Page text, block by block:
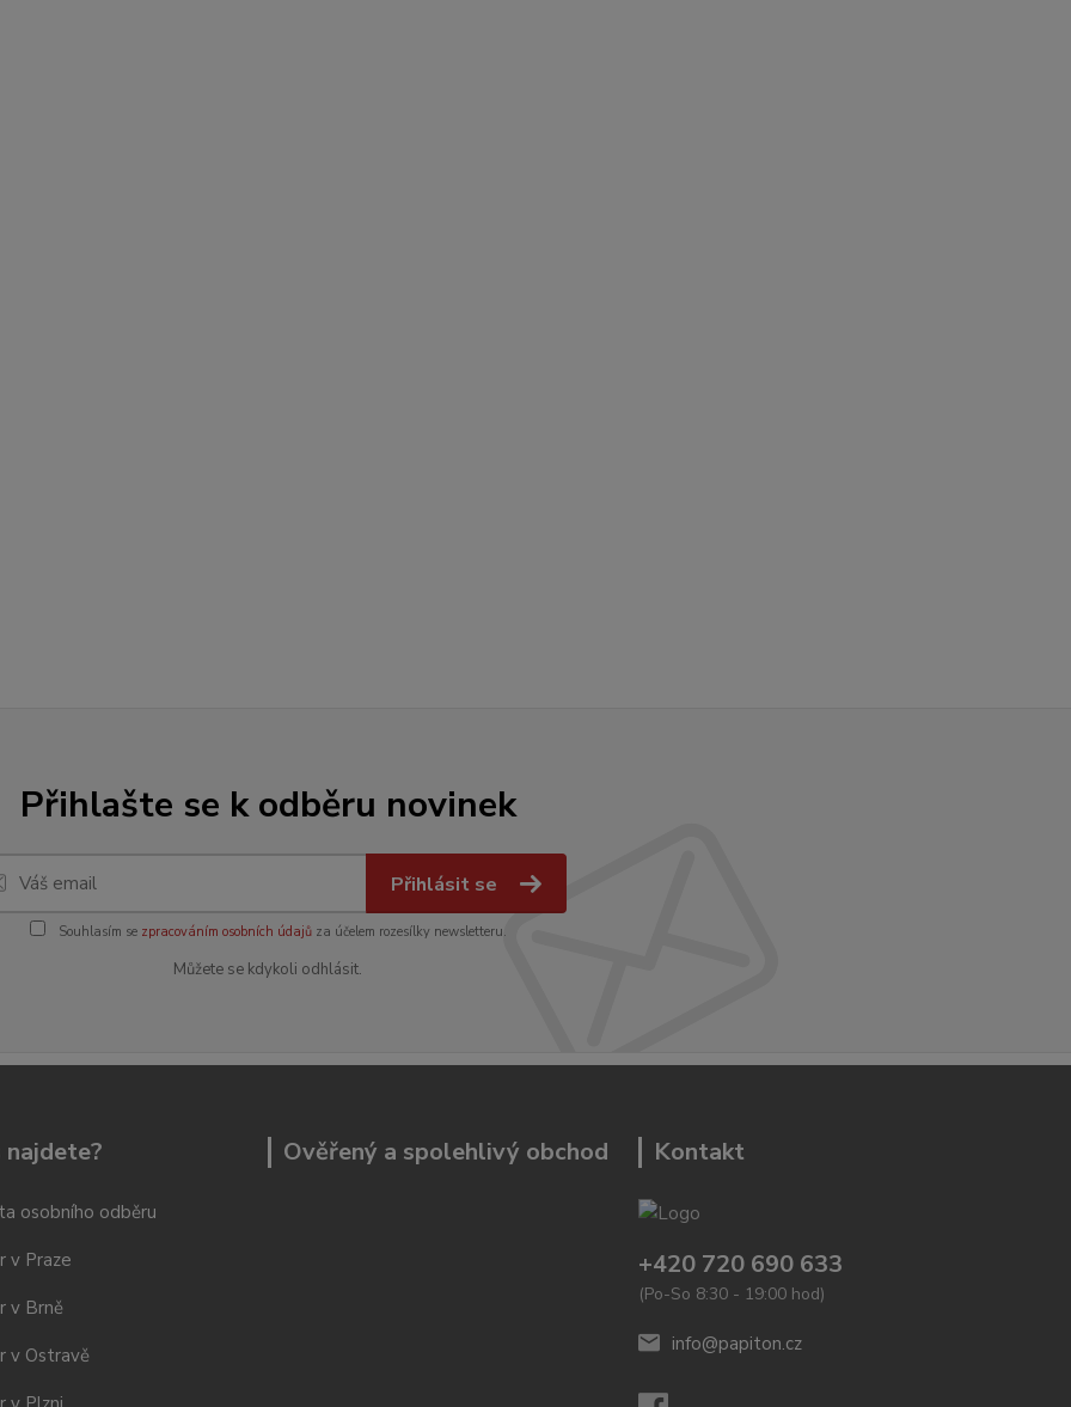
Přihlašte se k odběru novinek
Přihlásit se
Souhlasím se zpracováním osobních údajůza účelem rozesílky newsletteru.
Můžete se kdykoli odhlásit.
najdete?
osobního odběru
v Praze
v Brně
v Ostravě
Ověřený a spolehlivý obchod Kontakt
+420 720 690 633
(Po-So 8:30 - 19:00 hod)
info@papiton.cz